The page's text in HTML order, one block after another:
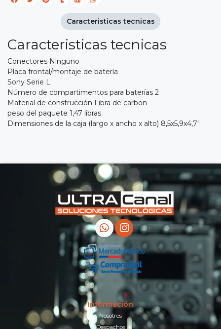
Caracteristicas tecnicas
Conectores Ninguno
Placa frontal/montaje de batería
Sony Serie L
Número de compartimentos para baterías 2
Material de construcción Fibra de carbon
peso del paquete 1,47 libras
Dimensiones de la caja (largo x ancho x alto) 8,5x5,9x4,7"
Caracteristicas tecnicas
Información
Nosotros
Despachos